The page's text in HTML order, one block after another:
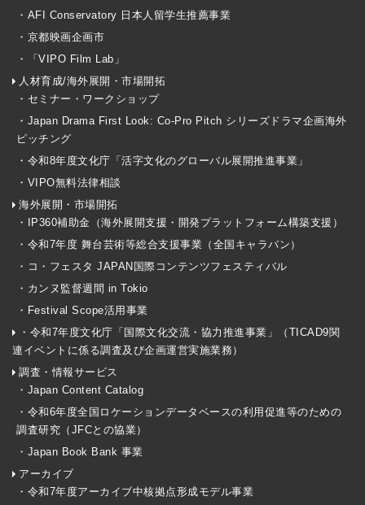
・AFI Conservatory 日本人留学生推薦事業
・京都映画企画市
・「VIPO Film Lab」
人材育成/海外展開・市場開拓
・セミナー・ワークショップ
・Japan Drama First Look: Co-Pro Pitch シリーズドラマ企画海外
ピッチング
・令和8年度文化庁「活字文化のグローバル展開推進事業」
・VIPO無料法律相談
海外展開・市場開拓
・IP360補助金（海外展開支援・開発プラットフォーム構築支援）
・令和7年度 舞台芸術等総合支援事業（全国キャラバン）
・コ・フェスタ JAPAN国際コンテンツフェスティバル
・カンヌ監督週間 in Tokio
・Festival Scope活用事業
・令和7年度文化庁「国際文化交流・協力推進事業」（TICAD9関
連イベントに係る調査及び企画運営実施業務）
調査・情報サービス
・Japan Content Catalog
・令和6年度全国ロケーションデータベースの利用促進等のための
調査研究（JFCとの協業）
・Japan Book Bank 事業
アーカイブ
・令和7年度アーカイブ中核拠点形成モデル事業